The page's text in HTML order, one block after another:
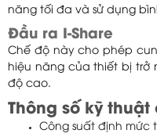
năng tối đa và sử dụng
Đầu ra I-Share
Chế độ này cho phép
hiệu năng của thiết bị trở
độ cao.
Thông số kỹ thuật
Công suất định mức